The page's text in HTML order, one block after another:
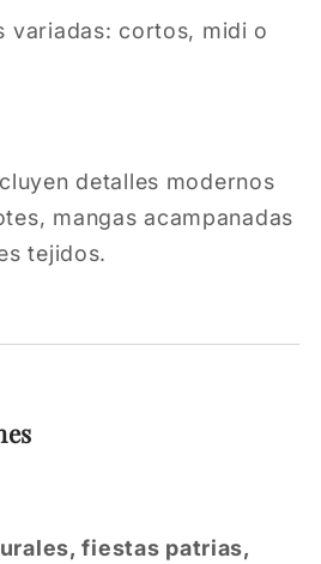
variadas: cortos, midi o
detalles modernos
mangas acampanadas
tejidos.
fiestas patrias,